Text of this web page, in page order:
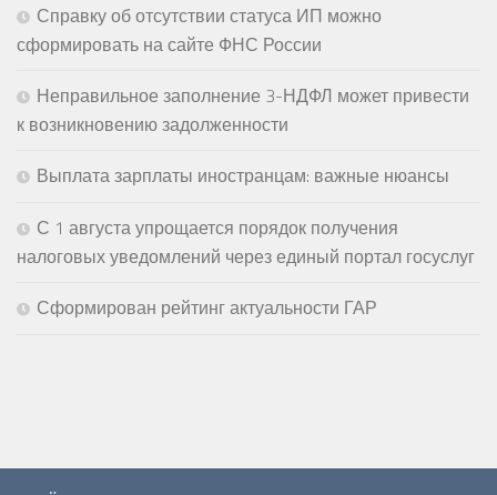
Справку об отсутствии статуса ИП можно
сформировать на сайте ФНС России
Неправильное заполнение 3-НДФЛ может привести
к возникновению задолженности
Выплата зарплаты иностранцам: важные нюансы
С 1 августа упрощается порядок получения
налоговых уведомлений через единый портал госуслуг
Сформирован рейтинг актуальности ГАР